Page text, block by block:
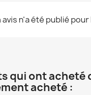
avis n'a été publié
qui ont acheté
acheté :